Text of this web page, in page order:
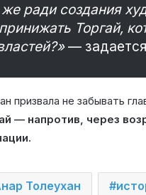
ради создания
Торгай,
—
призвала не забывать
— напротив, через
Толеухан